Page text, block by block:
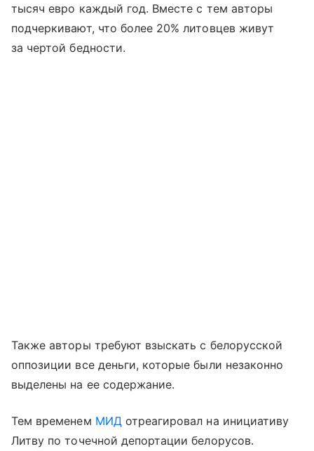
тысяч евро каждый год. Вместе с тем авторы
подчеркивают, что более 20% литовцев живут
за чертой бедности.
Также авторы требуют взыскать с белорусской
оппозиции все деньги, которые были незаконно
выделены на ее содержание.
Тем временем МИД отреагировал на инициативу
Литву по точечной депортации белорусов.